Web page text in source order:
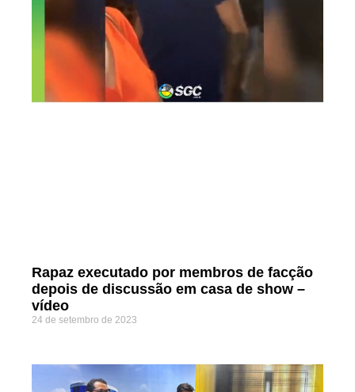
Rapaz executado por membros de facção
depois de discussão em casa de show –
vídeo
24 de setembro de 2023